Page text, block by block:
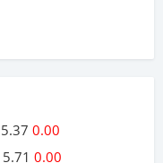
5.37 0.00
5.71 0.00